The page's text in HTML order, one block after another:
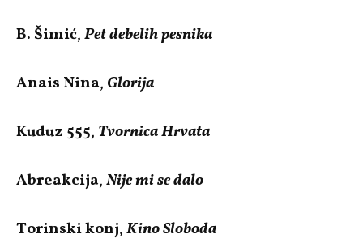
B. Šimić,Pet debelih pesnika
Anais Nina, Glorija
Kuduz 555, Tvornica Hrvata
Abreakcija,Nije mi se dalo
Torinski konj,Kino Sloboda